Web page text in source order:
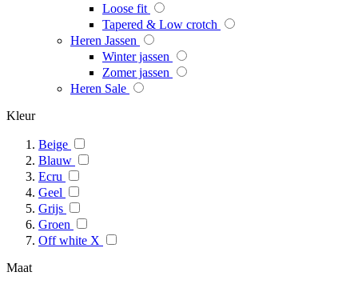
Loose fit
Tapered & Low crotch
Heren Jassen
Winter jassen
Zomer jassen
Heren Sale
Kleur
Beige
Blauw
Ecru
Geel
Grijs
Groen
Off white X
Maat